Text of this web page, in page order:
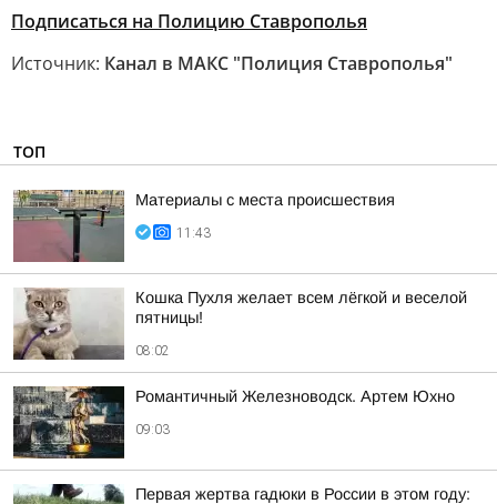
Подписаться на Полицию Ставрополья
Источник: Канал в МАКС "Полиция Ставрополья"
ТОП
Материалы с места происшествия
11:43
Кошка Пухля желает всем лёгкой и веселой
пятницы!
08:02
Романтичный Железноводск. Артем Юхно
09:03
Первая жертва гадюки в России в этом году: